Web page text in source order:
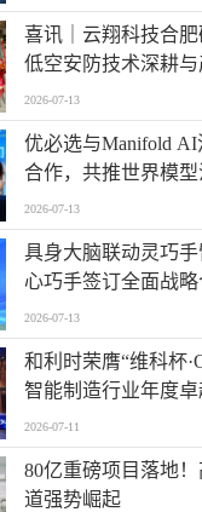
喜讯｜云翔科技合
低空安防技术深耕
阶段
2026-07-13
优必选与Manifold
合作，共推世界模
2026-07-13
具身大脑联动灵巧
心巧手签订全面战
2026-07-13
和利时荣膺“维科杯
智能制造行业年度
以自主创新实力引领
2026-07-11
80亿重磅项目落地
道强势崛起